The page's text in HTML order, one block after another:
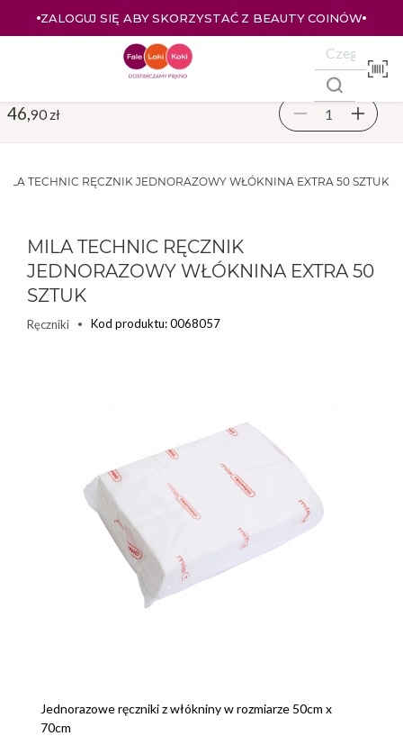
ZALOGUJ SIĘ ABY SKORZYSTAĆ Z BEAUTY COINÓW
TECHNIC RĘCZNIK JEDNORAZOWY WŁÓKNINA EXTRA 50 SZTUK
MILA TECHNIC RĘCZNIK
JEDNORAZOWY WŁÓKNINA EXTRA 50
SZTUK
Ręczniki Kod produktu: 0068057
Jednorazowe ręczniki z włókniny w rozmiarze 50cm x
70cm
46, 90 zł